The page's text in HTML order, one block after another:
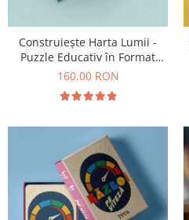
Construiește Harta Lumii -
Puzzle Educativ în Format
Mare
160,00 RON